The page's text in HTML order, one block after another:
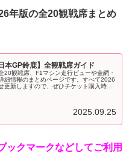
年版の全20観戦席まとめ
本GP鈴鹿】全観戦席ガイド
20観戦席、F1マシン走行ビューや金網・
細情報のまとめページです。すべて2026
更新しますので、ぜひチケット購入時・
2025.09.25
ックマークなどしてご利用